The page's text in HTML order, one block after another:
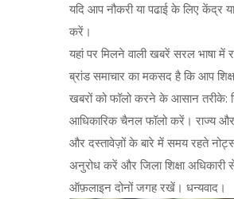
यदि आप नौकरी या पढाई के लिए केंद्र
करें।
यहां पर मिलने वाली खबरें सरल भाषा
ब्रांड समाचार का मकसद है कि आप
खबरों को फॉलो करने के आसान तरीके:
आधिकारिक चैनल फॉलो करें। राज्य और
और दस्तावेज़ों के बारे में समय रहते
अनुरोध करें और जिला शिक्षा
ऑफ़लाइन दोनों जगह रखें। धन्यवाद।